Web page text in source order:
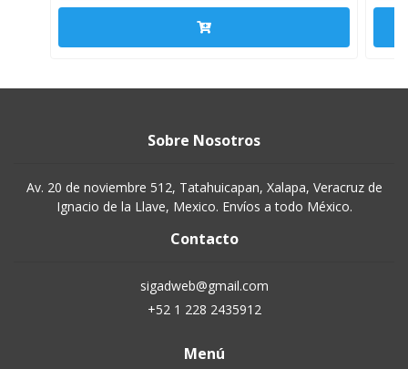
Sobre Nosotros
Av. 20 de noviembre 512, Tatahuicapan, Xalapa, Veracruz de
Ignacio de la Llave, Mexico. Envíos a todo México.
Contacto
sigadweb@gmail.com
+52 1 228 2435912
Menú